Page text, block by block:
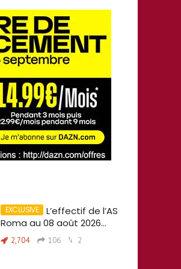
L’effectif de l’AS
Roma au 08 août 2026…
2,704 106 2